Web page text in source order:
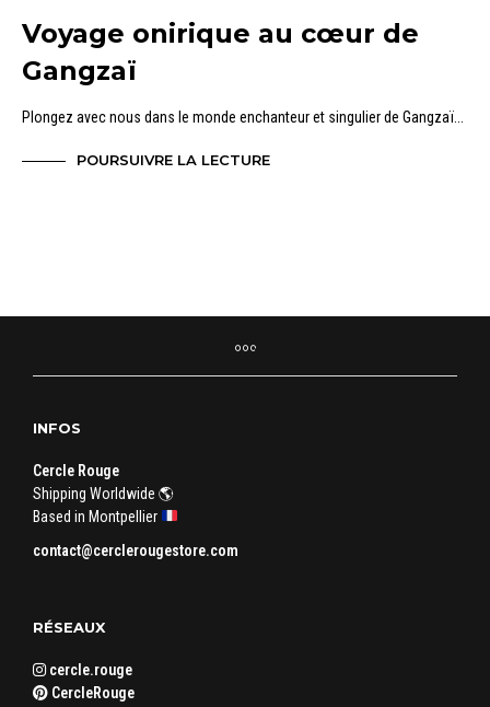
Voyage onirique au cœur de
Gangzaï
Plongez avec nous dans le monde enchanteur et singulier de Gangzaï...
POURSUIVRE LA LECTURE
INFOS
Cercle Rouge
Shipping Worldwide 🌎
Based in Montpellier
contact@cerclerougestore.com
RÉSEAUX
cercle.rouge
CercleRouge